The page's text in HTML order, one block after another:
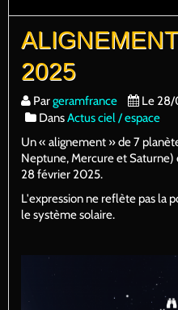
2025
Pargeramfrance
Le
DansActus ciel / espace
Un « alignement » de 7
Neptune, Mercure et Saturne)
28 février 2025.
L'expression ne reflète pas la
le système solaire.